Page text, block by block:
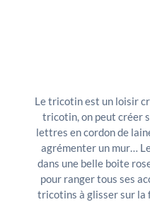
Le tricotin est un loisir
tricotin, on peut créer
lettres en cordon de
agrémenter un mur…
dans une belle boite
pour ranger tous ses
tricotins à glisser sur la